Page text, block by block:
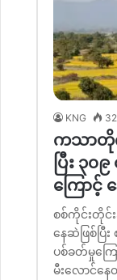
KNG
ကသာတို
ပြီး ၃
ကြောင့်
စစ်ကိုင်းတို
နေဆဲဖြစ်ပ
ပစ်ခတ်မှုကြ
မီးလောင်န